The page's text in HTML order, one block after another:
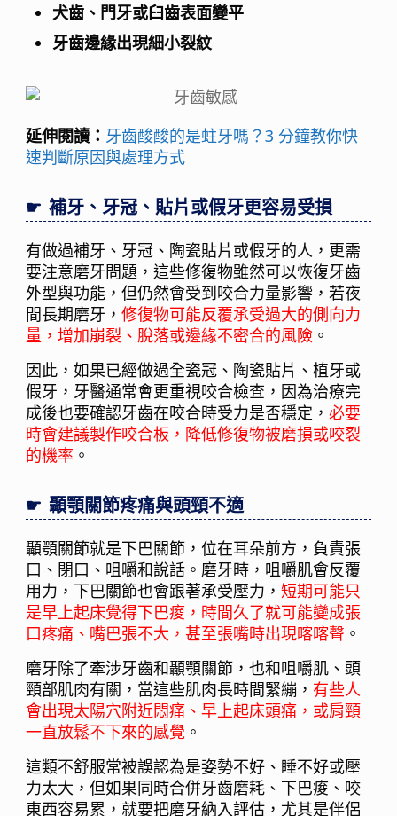
犬齒、門牙或臼齒表面變平
牙齒邊緣出現細小裂紋
延伸閱讀： 牙齒酸酸的是蛀牙嗎？3 分鐘教你快
速判斷原因與處理方式
補牙、牙冠、貼片或假牙更容易受損
有做過補牙、牙冠、陶瓷貼片或假牙的人，更需
要注意磨牙問題，這些修復物雖然可以恢復牙齒
外型與功能，但仍然會受到咬合力量影響，若夜
間長期磨牙，修復物可能反覆承受過大的側向力
量，增加崩裂、脫落或邊緣不密合的風險 。
因此，如果已經做過全瓷冠、陶瓷貼片、植牙或
假牙，牙醫通常會更重視咬合檢查，因為治療完
成後也要確認牙齒在咬合時受力是否穩定，必要
時會建議製作咬合板，降低修復物被磨損或咬裂
的機率 。
顳顎關節疼痛與頭頸不適
顳顎關節就是下巴關節，位在耳朵前方，負責張
口、閉口、咀嚼和說話。磨牙時，咀嚼肌會反覆
用力，下巴關節也會跟著承受壓力，短期可能只
是早上起床覺得下巴痠，時間久了就可能變成張
口疼痛、嘴巴張不大，甚至張嘴時出現喀喀聲 。
磨牙除了牽涉牙齒和顳顎關節，也和咀嚼肌、頭
頸部肌肉有關，當這些肌肉長時間緊繃， 有些人
會出現太陽穴附近悶痛、早上起床頭痛，或肩頸
一直放鬆不下來的感覺 。
這類不舒服常被誤認為是姿勢不好、睡不好或壓
力太大，但如果同時合併牙齒磨耗、下巴痠、咬
東西容易累，就要把磨牙納入評估，尤其是伴侶